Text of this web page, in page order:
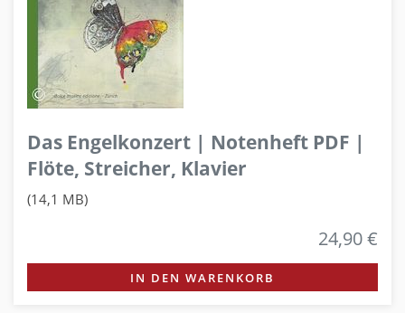
Das Engelkonzert | Notenheft PDF |
Flöte, Streicher, Klavier
(14,1 MB)
24,90 €
IN DEN WARENKORB